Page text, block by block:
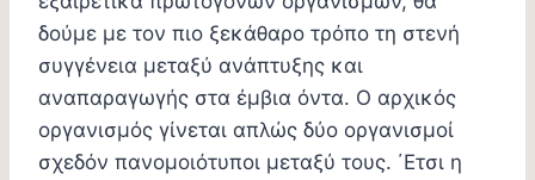
δούμε με τον πιο ξεκάθαρο τρόπο τη στενή
συγγένεια μεταξύ ανάπτυξης και
αναπαραγωγής στα έμβια όντα. Ο αρχικός
οργανισμός γίνεται απλώς δύο οργανισμοί
σχεδόν πανομοιότυποι μεταξύ τους. ΄Ετσι η